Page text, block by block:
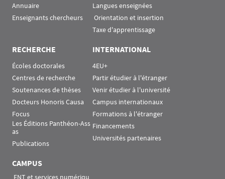
Annuaire
Enseignants chercheurs
Langues enseignées
Orientation et insertion
Taxe d'apprentissage
RECHERCHE
Écoles doctorales
Centres de recherche
Soutenances de thèses
Docteurs Honoris Causa
Focus
Les Éditions Panthéon-Ass
as
Publications
INTERNATIONAL
4EU+
Partir étudier à l'étranger
Venir étudier à l'université
Campus internationaux
Formations à l'étranger
Financements
Universités partenaires
CAMPUS